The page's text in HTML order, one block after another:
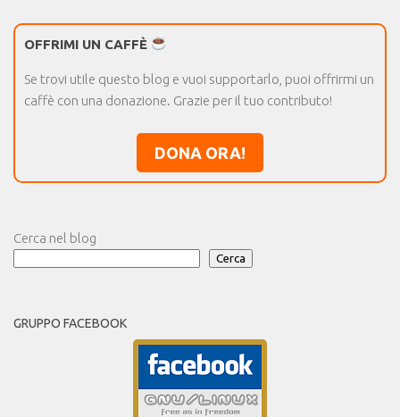
OFFRIMI UN CAFFÈ
Se trovi utile questo blog e vuoi supportarlo, puoi offrirmi un
caffè con una donazione. Grazie per il tuo contributo!
DONA ORA!
Cerca nel blog
Cerca
GRUPPO FACEBOOK